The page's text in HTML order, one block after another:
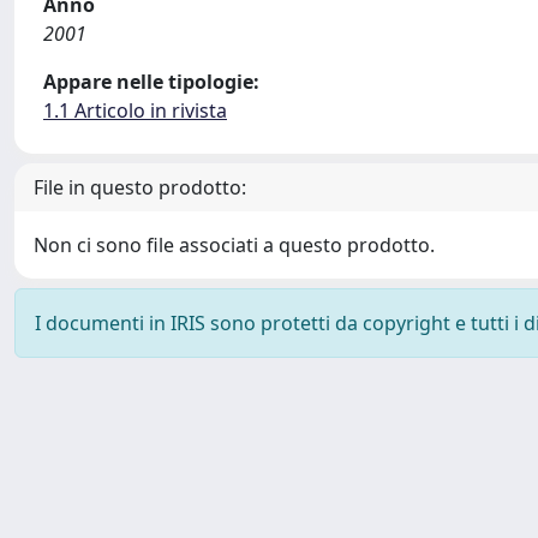
2001
Appare nelle tipologie:
1.1 Articolo in rivista
File in questo prodotto:
Non ci sono file associati a questo prodotto.
I documenti in IRIS sono protetti da copyright e tutti i